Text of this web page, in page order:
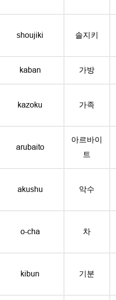
shoujiki 솔지키
kaban 가방
kazoku 가족
arubaito
아르바이
트
akushu 악수
o-cha 차
kibun 기분